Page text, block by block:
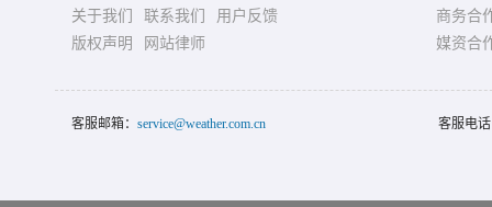
关于我们 联系我们
用户反馈
版权声明
网站律师
商务合
媒资合
客服邮箱： service@weather.com.cn 客服电